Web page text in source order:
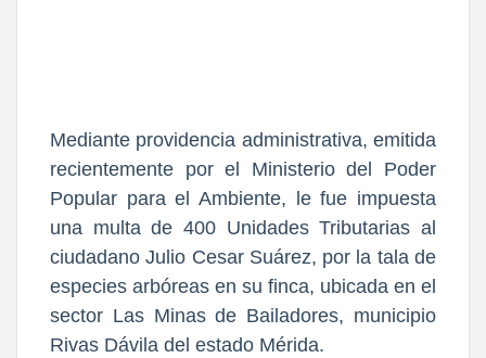
Mediante providencia administrativa, emitida
recientemente por el Ministerio del Poder
Popular para el Ambiente, le fue impuesta
una multa de 400 Unidades Tributarias al
ciudadano Julio Cesar Suárez, por la tala de
especies arbóreas en su finca, ubicada en el
sector Las Minas de Bailadores, municipio
Rivas Dávila del estado Mérida.